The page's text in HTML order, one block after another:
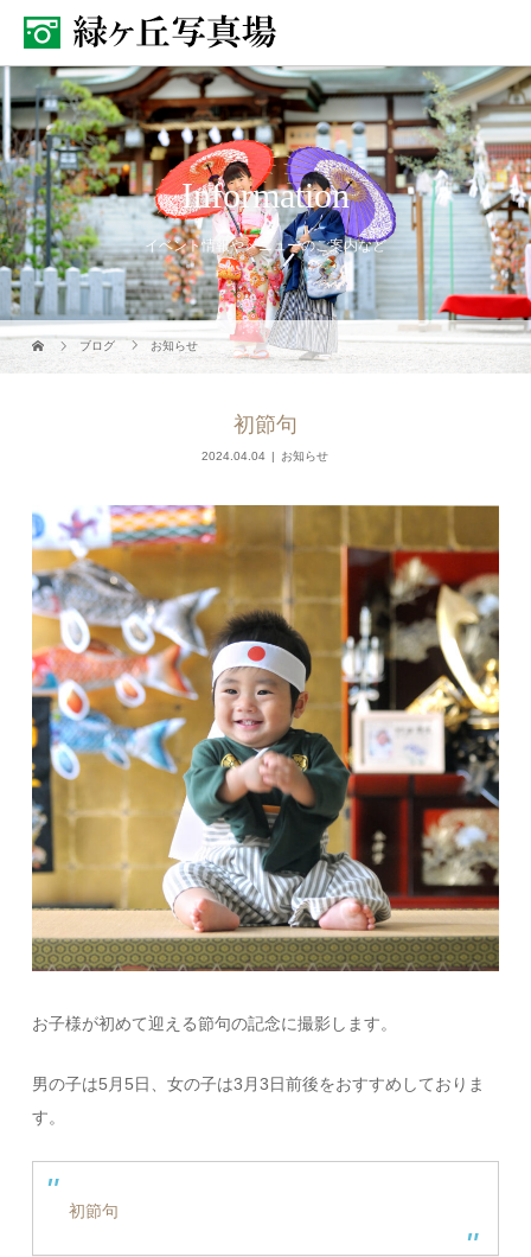
Information
イベント情報やメニューのご案内など
ブログ お知らせ
初節句
2024.04.04 お知らせ
お子様が初めて迎える節句の記念に撮影します。
男の子は5月5日、女の子は3月3日前後をおすすめしておりま
す。
初節句